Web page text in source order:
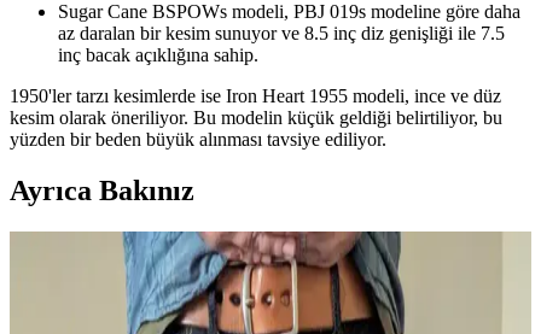
Sugar Cane BSPOWs modeli, PBJ 019s modeline göre daha
az daralan bir kesim sunuyor ve 8.5 inç diz genişliği ile 7.5
inç bacak açıklığına sahip.
1950'ler tarzı kesimlerde ise Iron Heart 1955 modeli, ince ve düz
kesim olarak öneriliyor. Bu modelin küçük geldiği belirtiliyor, bu
yüzden bir beden büyük alınması tavsiye ediliyor.
Ayrıca Bakınız
Bravestar Mojave ve Wrangler 13MWZ Ham
Denim Modellerinin 1 Yıllık Kullanım
Karşılaştırması